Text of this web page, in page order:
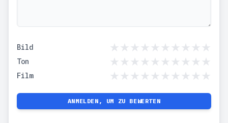
Bild
Ton
Film
ANMELDEN, UM ZU BEWERTEN